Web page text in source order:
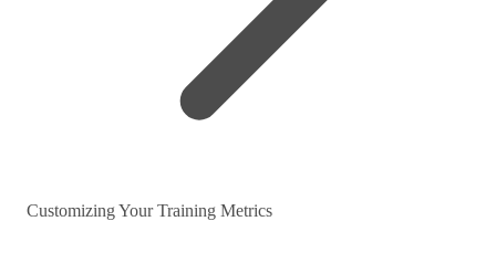
Customizing Your Training Metrics